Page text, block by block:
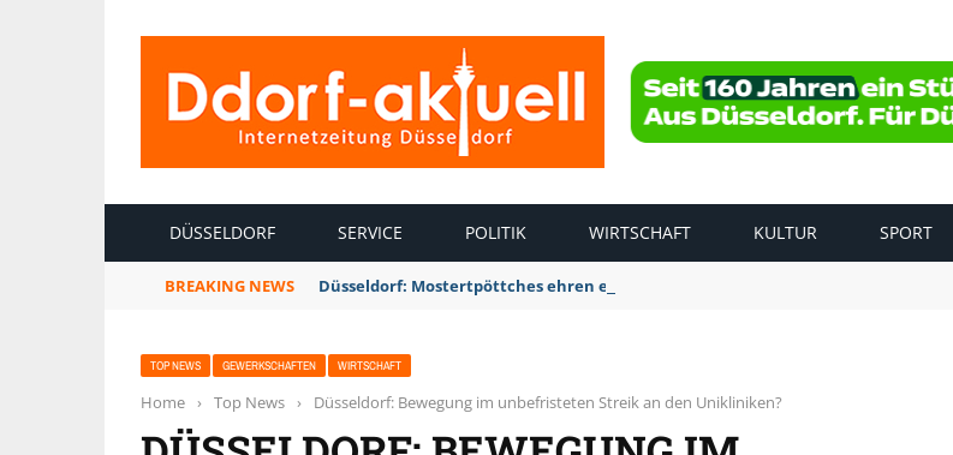
DÜSSELDORF SERVICE POLITIK WIRTSCHAFT KULTUR SPORT
BREAKING NEWS Düsseldorf: Mostertpöttches ehren endlich wieder eine Frau – Karin Houck
TOP NEWS GEWERKSCHAFTEN WIRTSCHAFT
Home › Top News › Düsseldorf: Bewegung im unbefristeten Streik an den Unikliniken?